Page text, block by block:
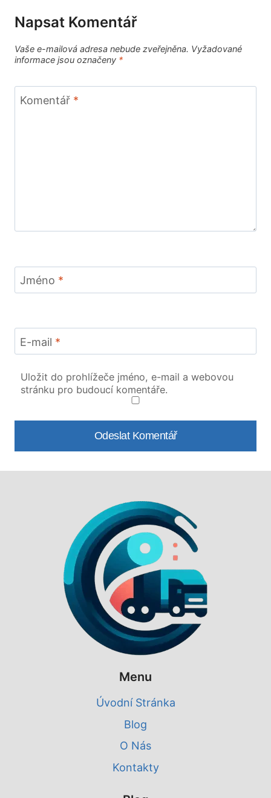
Napsat Komentář
Vaše e-mailová adresa nebude zveřejněna. Vyžadované
informace jsou označeny *
Komentář *
Jméno *
E-mail *
Uložit do prohlížeče jméno, e-mail a webovou
stránku pro budoucí komentáře.
Menu
Úvodní Stránka
Blog
O Nás
Kontakty